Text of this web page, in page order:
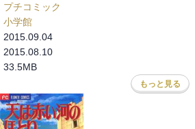
プチコミック
小学館
2015.09.04
2015.08.10
33.5MB
もっと見る